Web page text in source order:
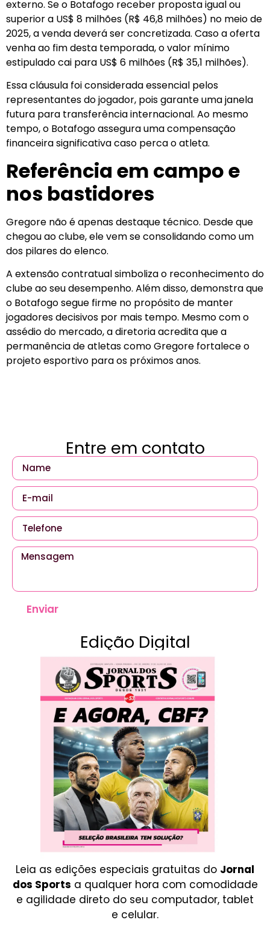
externo. Se o Botafogo receber proposta igual ou
superior a US$ 8 milhões (R$ 46,8 milhões) no meio de
2025, a venda deverá ser concretizada. Caso a oferta
venha ao fim desta temporada, o valor mínimo
estipulado cai para US$ 6 milhões (R$ 35,1 milhões).
Essa cláusula foi considerada essencial pelos
representantes do jogador, pois garante uma janela
futura para transferência internacional. Ao mesmo
tempo, o Botafogo assegura uma compensação
financeira significativa caso perca o atleta.
Referência em campo e
nos bastidores
Gregore não é apenas destaque técnico. Desde que
chegou ao clube, ele vem se consolidando como um
dos pilares do elenco.
A extensão contratual simboliza o reconhecimento do
clube ao seu desempenho. Além disso, demonstra que
o Botafogo segue firme no propósito de manter
jogadores decisivos por mais tempo. Mesmo com o
assédio do mercado, a diretoria acredita que a
permanência de atletas como Gregore fortalece o
projeto esportivo para os próximos anos.
Entre em contato
Enviar
Edição Digital
Leia as edições especiais gratuitas do Jornal
dos Sports a qualquer hora com comodidade
e agilidade direto do seu computador, tablet
e celular.